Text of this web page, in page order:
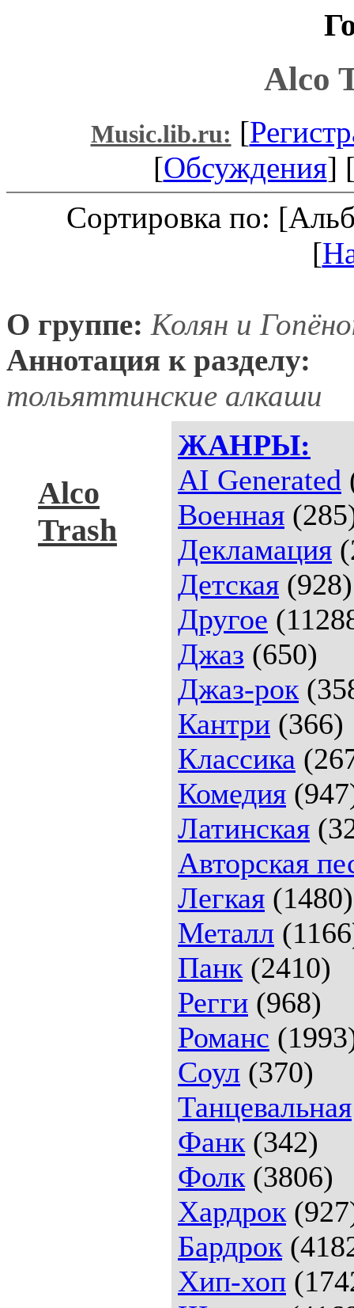
Alco
Music.lib.ru: [
[Обсуждения]
Сортировка по:
[
О группе: Колян и
Аннотация к разделу:
тольяттинские алкаши
ЖАНРЫ:
AI Generated
Военная
Декламация
Детская (928)
Другое
Джаз (650)
Джаз-рок
Кантри (366)
Классика
Комедия
Латинская
Авторская
Легкая (1480)
Металл
Панк (2410)
Регги (968)
Романс
Соул (370)
Танцевальная
Фанк (342)
Фолк (3806)
Хардрок
Бардрок
Хип-хоп
Alco
Trash